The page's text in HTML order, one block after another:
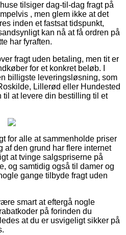
tilsiger dag-til-dag fragt på
, men glem ikke at det
inden et fastsat tidspunkt,
kan nå at få ordren på
har fyraften.
fragt uden betaling, men tit er
for et konkret beløb. I
billigste leveringsløsning, som
Lillerød eller Hundested
til at levere din bestilling til et
for alle at sammenholde priser
af den grund har flere internet
at tvinge salgspriserne på
og samtidig også til damer og
gange tilbyde fragt uden
smart at eftergå nogle
på forinden du
at du er usvigeligt sikker på